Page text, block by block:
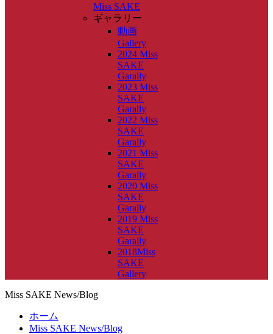
Miss SAKE
ギャラリー
動画
Gallery
2024 Miss
SAKE
Garally
2023 Miss
SAKE
Garally
2022 Miss
SAKE
Garally
2021 Miss
SAKE
Garally
2020 Miss
SAKE
Garally
2019 Miss
SAKE
Garally
2018Miss
SAKE
Gallery
Miss SAKE News/Blog
ホーム
Miss SAKE News/Blog